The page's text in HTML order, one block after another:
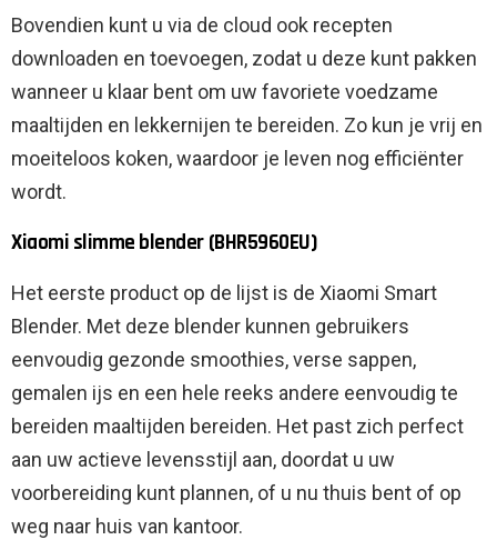
Bovendien kunt u via de cloud ook recepten
downloaden en toevoegen, zodat u deze kunt pakken
wanneer u klaar bent om uw favoriete voedzame
maaltijden en lekkernijen te bereiden. Zo kun je vrij en
moeiteloos koken, waardoor je leven nog efficiënter
wordt.
Xiaomi slimme blender (BHR5960EU)
Het eerste product op de lijst is de Xiaomi Smart
Blender. Met deze blender kunnen gebruikers
eenvoudig gezonde smoothies, verse sappen,
gemalen ijs en een hele reeks andere eenvoudig te
bereiden maaltijden bereiden. Het past zich perfect
aan uw actieve levensstijl aan, doordat u uw
voorbereiding kunt plannen, of u nu thuis bent of op
weg naar huis van kantoor.